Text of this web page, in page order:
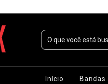
Início Bandas